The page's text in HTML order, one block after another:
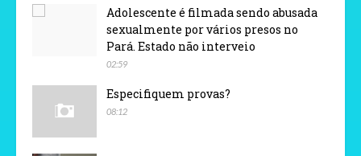
Adolescente é filmada sendo abusada
sexualmente por vários presos no
Pará. Estado não interveio
02:59
Especifiquem provas?
08:12